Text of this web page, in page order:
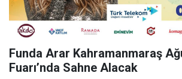
Funda Arar Kahramanmaraş
Fuarı’nda Sahne Alacak